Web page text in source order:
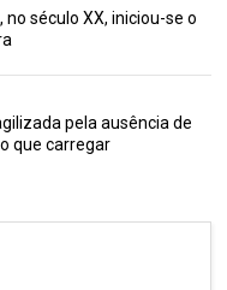
século XX, iniciou-se o
pela ausência de
que carregar